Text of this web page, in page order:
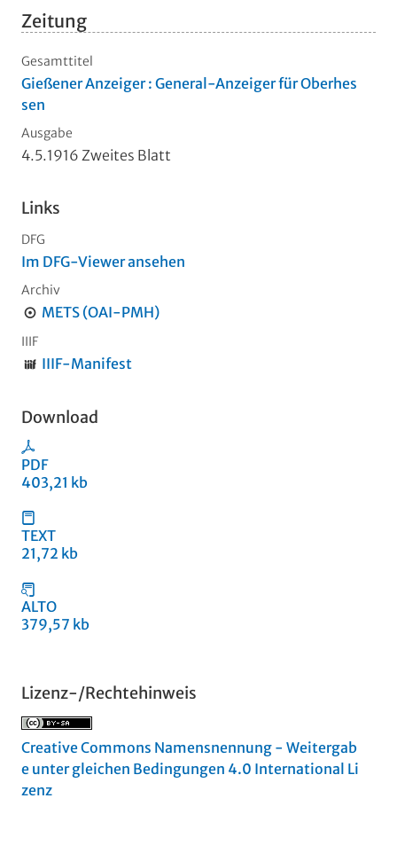
Zeitung
Gesamttitel
Gießener Anzeiger : General-Anzeiger für Oberhes
sen
Ausgabe
4.5.1916 Zweites Blatt
Links
DFG
Im DFG-Viewer ansehen
Archiv
METS (OAI-PMH)
IIIF
IIIF-Manifest
Download
PDF
403,21 kb
TEXT
21,72 kb
ALTO
379,57 kb
Lizenz-/Rechtehinweis
Creative Commons Namensnennung - Weitergab
e unter gleichen Bedingungen 4.0 International Li
zenz